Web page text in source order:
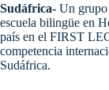
Sudáfrica- Un grupo
escuela bilingüe en
país en el FIRST
competencia
Sudáfrica.